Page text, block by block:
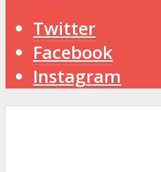
Twitter
Facebook
Instagram